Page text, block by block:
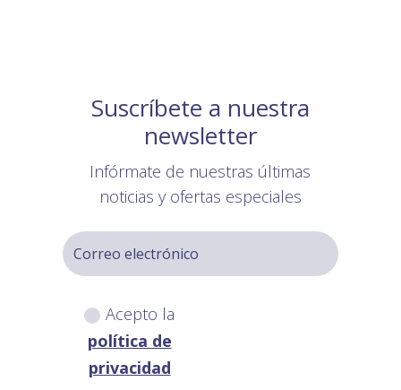
Suscríbete a nuestra
newsletter
Infórmate de nuestras últimas
noticias y ofertas especiales
Acepto la
política de
privacidad